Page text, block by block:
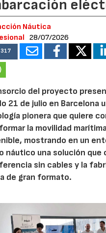
Náutica
28/07/2026
317
del proyecto
21 de julio en Barcelona
pionera que quiere
la movilidad
mostrando en un
náutico una solución que
sin cables y la
de gran formato.